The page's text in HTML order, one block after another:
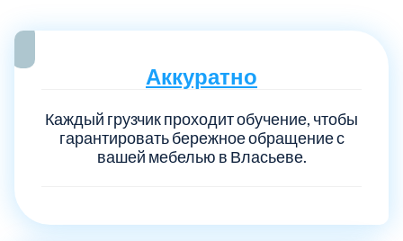
Аккуратно
Каждый грузчик проходит обучение, чтобы
гарантировать бережное обращение с
вашей мебелью в Власьеве.